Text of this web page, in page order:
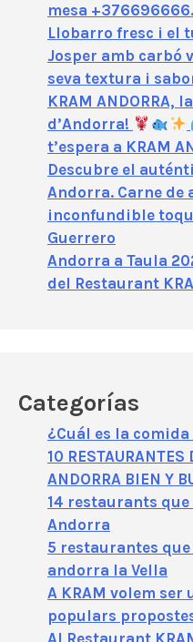
mesa +376696666.
Llobarro fresc i el
Josper amb carbó
seva textura i
KRAM
d’Andorra!
t’espera a KRAM
Descubre el
Andorra. Carne de
inconfundible
Guerrero
Andorra a Taula
del Restaurant
Categorías
¿Cuál es la
10 RESTAURANTES
ANDORRA BIEN Y
14 restaurants
Andorra
5 restaurantes
andorra la Vella
A KRAM volem
populars